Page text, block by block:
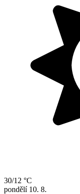
30/12 °C
pondělí 10. 8.